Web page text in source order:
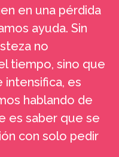
en una pérdida
ayuda. Sin
no
tiempo, sino que
intensifica, es
hablando de
es saber que se
con solo pedir